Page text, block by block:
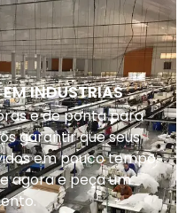
INDUSTRIAS
e de ponta para
garantir que seus
em pouco tempo
agora e peça um